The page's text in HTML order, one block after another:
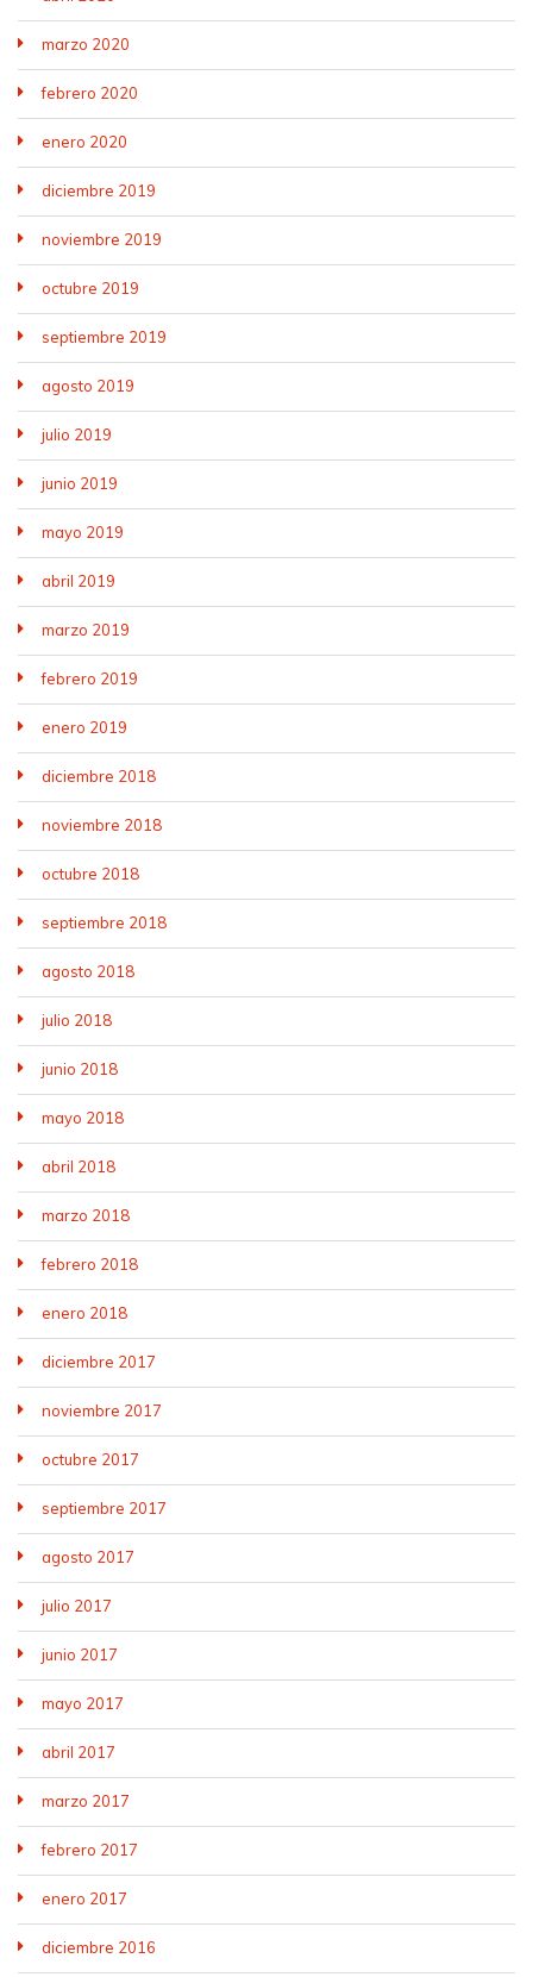
marzo 2020
febrero 2020
enero 2020
diciembre 2019
noviembre 2019
octubre 2019
septiembre 2019
agosto 2019
julio 2019
junio 2019
mayo 2019
abril 2019
marzo 2019
febrero 2019
enero 2019
diciembre 2018
noviembre 2018
octubre 2018
septiembre 2018
agosto 2018
julio 2018
junio 2018
mayo 2018
abril 2018
marzo 2018
febrero 2018
enero 2018
diciembre 2017
noviembre 2017
octubre 2017
septiembre 2017
agosto 2017
julio 2017
junio 2017
mayo 2017
abril 2017
marzo 2017
febrero 2017
enero 2017
diciembre 2016